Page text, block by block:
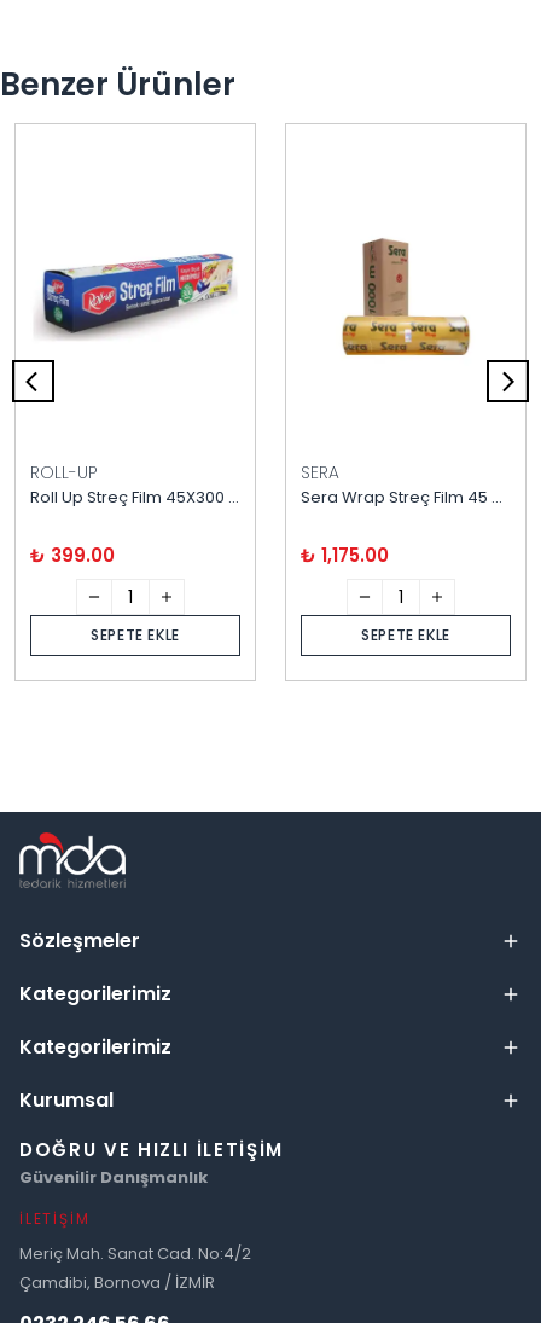
Benzer Ürünler
ROLL-UP
Roll Up Streç Film 45X300 Metre Polietilen
₺ 399.00
SEPETE EKLE
SERA
Sera Wrap Streç Film 45 cm *1.000 Metre 8 Mikron
₺ 1,175.00
SEPETE EKLE
Sözleşmeler
Kategorilerimiz
Kategorilerimiz
Kurumsal
DOĞRU VE HIZLI İLETIŞIM
Güvenilir Danışmanlık
İLETIŞIM
Meriç Mah. Sanat Cad. No:4/2
Çamdibi, Bornova / İZMİR